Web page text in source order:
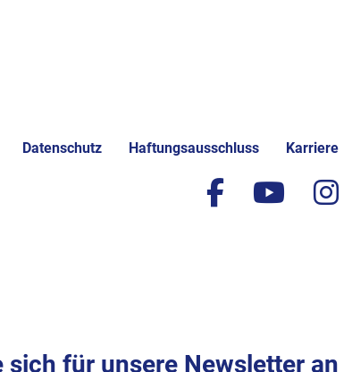
Datenschutz Haftungsausschluss Karriere
facebook
sich für unsere Newsletter an